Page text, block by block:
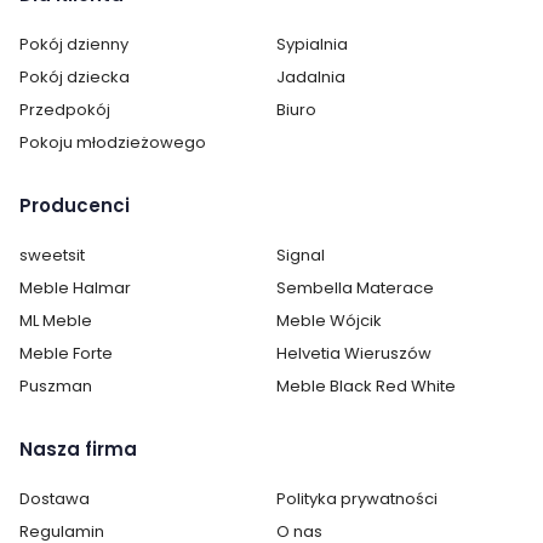
Kolor / wzór : Beżowy
Pokój dzienny
Sypialnia
Pokój dziecka
Jadalnia
Przedpokój
Biuro
Pokoju młodzieżowego
Producenci
sweetsit
Signal
Meble Halmar
Sembella Materace
ML Meble
Meble Wójcik
Meble Forte
Helvetia Wieruszów
Puszman
Meble Black Red White
Nasza firma
Dostawa
Polityka prywatności
Regulamin
O nas